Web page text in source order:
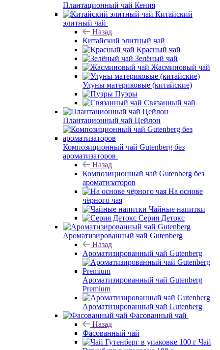
Плантационный чай Кения
Китайский
элитный чай
Назад
Китайский элитный чай
Красный чай
Зелёный чай
Жасминовый чай
Улуны материковые (китайские)
Пуэры
Связанный чай
Плантационный чай Цейлон
Композиционный чай Gutenberg без
ароматизаторов
Назад
Композиционный чай Gutenberg без
ароматизаторов
На основе
чёрного чая
Чайные напитки
Серия Детокс
Ароматизированный чай Gutenberg
Назад
Ароматизированный чай Gutenberg
Ароматизированный чай Gutenberg
Premium
Ароматизированный чай Gutenberg
Фасованный чай
Назад
Фасованный чай
Чай